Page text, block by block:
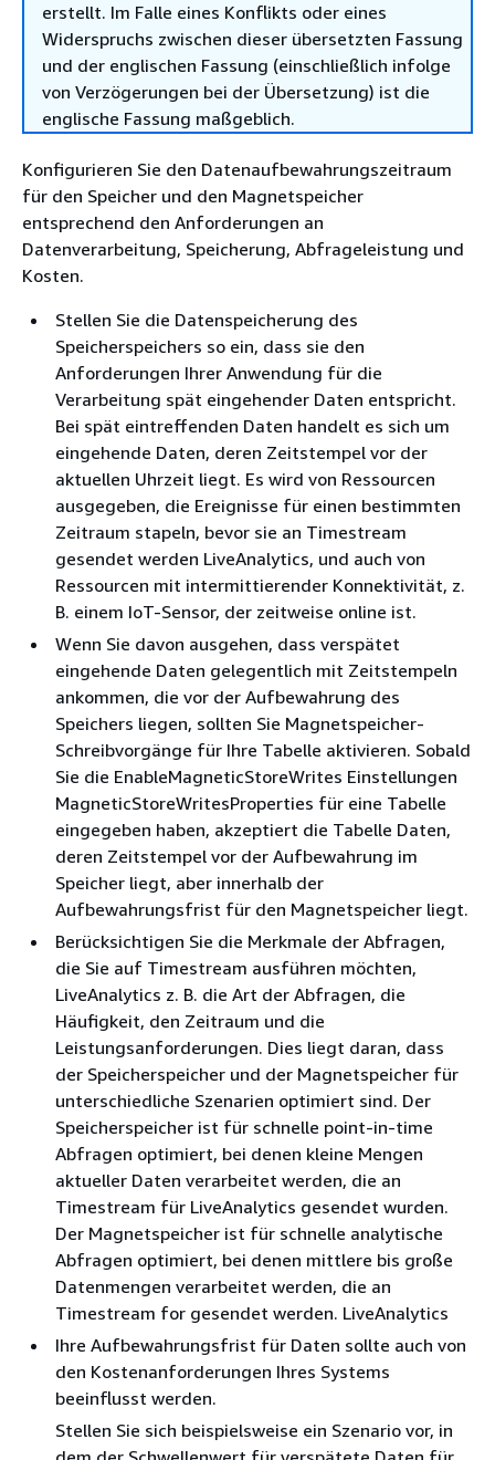
erstellt. Im Falle eines Konflikts oder eines
Widerspruchs zwischen dieser übersetzten Fassung
und der englischen Fassung (einschließlich infolge
von Verzögerungen bei der Übersetzung) ist die
englische Fassung maßgeblich.
Konfigurieren Sie den Datenaufbewahrungszeitraum
für den Speicher und den Magnetspeicher
entsprechend den Anforderungen an
Datenverarbeitung, Speicherung, Abfrageleistung und
Kosten.
Stellen Sie die Datenspeicherung des
Speicherspeichers so ein, dass sie den
Anforderungen Ihrer Anwendung für die
Verarbeitung spät eingehender Daten entspricht.
Bei spät eintreffenden Daten handelt es sich um
eingehende Daten, deren Zeitstempel vor der
aktuellen Uhrzeit liegt. Es wird von Ressourcen
ausgegeben, die Ereignisse für einen bestimmten
Zeitraum stapeln, bevor sie an Timestream
gesendet werden LiveAnalytics, und auch von
Ressourcen mit intermittierender Konnektivität, z.
B. einem IoT-Sensor, der zeitweise online ist.
Wenn Sie davon ausgehen, dass verspätet
eingehende Daten gelegentlich mit Zeitstempeln
ankommen, die vor der Aufbewahrung des
Speichers liegen, sollten Sie Magnetspeicher-
Schreibvorgänge für Ihre Tabelle aktivieren. Sobald
Sie die EnableMagneticStoreWrites Einstellungen
MagneticStoreWritesProperties für eine Tabelle
eingegeben haben, akzeptiert die Tabelle Daten,
deren Zeitstempel vor der Aufbewahrung im
Speicher liegt, aber innerhalb der
Aufbewahrungsfrist für den Magnetspeicher liegt.
Berücksichtigen Sie die Merkmale der Abfragen,
die Sie auf Timestream ausführen möchten,
LiveAnalytics z. B. die Art der Abfragen, die
Häufigkeit, den Zeitraum und die
Leistungsanforderungen. Dies liegt daran, dass
der Speicherspeicher und der Magnetspeicher für
unterschiedliche Szenarien optimiert sind. Der
Speicherspeicher ist für schnelle point-in-time
Abfragen optimiert, bei denen kleine Mengen
aktueller Daten verarbeitet werden, die an
Timestream für LiveAnalytics gesendet wurden.
Der Magnetspeicher ist für schnelle analytische
Abfragen optimiert, bei denen mittlere bis große
Datenmengen verarbeitet werden, die an
Timestream for gesendet werden. LiveAnalytics
Ihre Aufbewahrungsfrist für Daten sollte auch von
den Kostenanforderungen Ihres Systems
beeinflusst werden.
Stellen Sie sich beispielsweise ein Szenario vor, in